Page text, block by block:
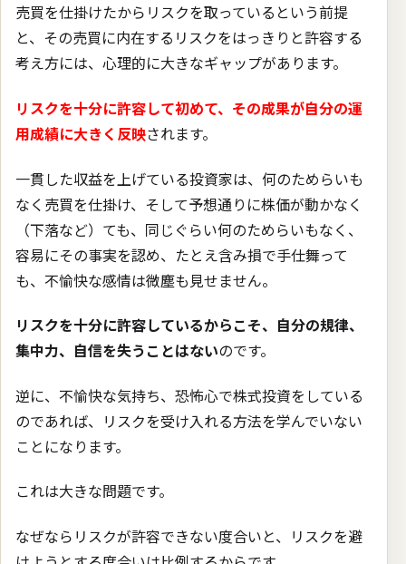
売買を仕掛けたからリスクを取っているという前提
と、その売買に内在するリスクをはっきりと許容する
考え方には、心理的に大きなギャップがあります。
リスクを十分に許容して初めて、その成果が自分の運
用成績に大きく反映されます。
一貫した収益を上げている投資家は、何のためらいも
なく売買を仕掛け、そして予想通りに株価が動かなく
（下落など）ても、同じぐらい何のためらいもなく、
容易にその事実を認め、たとえ含み損で手仕舞って
も、不愉快な感情は微塵も見せません。
リスクを十分に許容しているからこそ、自分の規律、
集中力、自信を失うことはないのです。
逆に、不愉快な気持ち、恐怖心で株式投資をしている
のであれば、リスクを受け入れる方法を学んでいない
ことになります。
これは大きな問題です。
なぜならリスクが許容できない度合いと、リスクを避